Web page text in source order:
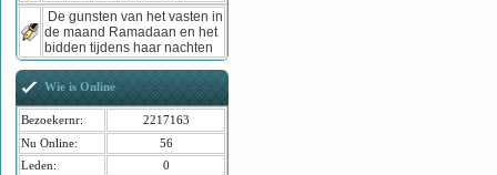
De gunsten van het vasten in
de maand Ramadaan en het
bidden tijdens haar nachten
Wie is Online
Bezoekernr:
2217163
Nu Online:
56
Leden:
0